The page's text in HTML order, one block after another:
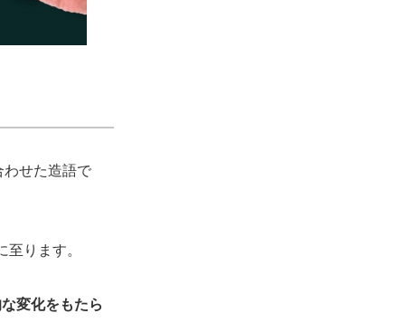
せた造語で
ります。
変化をもたら